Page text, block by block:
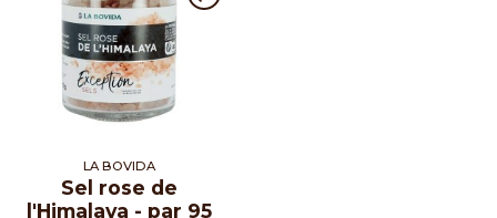
LA BOVIDA
Sel rose de
l'Himalaya - par 95